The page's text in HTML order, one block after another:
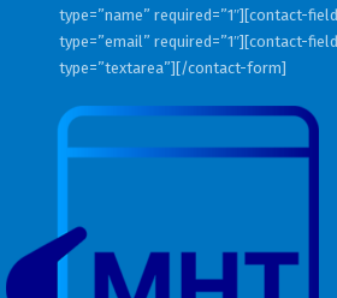
type=”name” required=”1″][contact-
type=”email” required=”1″][contact-
type=”textarea”][/contact-form]